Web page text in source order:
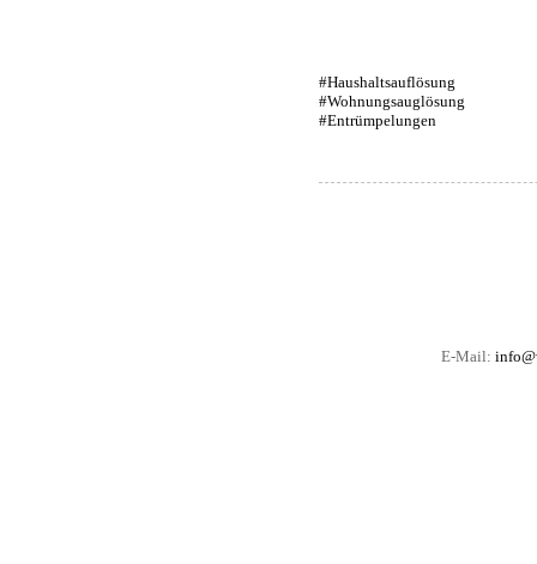
#Haushaltsauflösung
#Wohnungsauglösung
#Entrümpelungen
E-Mail: